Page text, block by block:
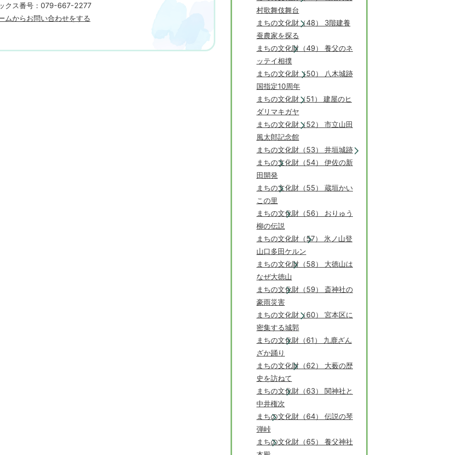
クス番号：079-667-2277
ムからお問い合わせをする
村歌舞伎舞台
まちの文化財（48） 3階建養
蚕農家を探る
まちの文化財（49） 養父のネ
ッテイ相撲
まちの文化財（50） 八木城跡
国指定10周年
まちの文化財（51） 建屋のヒ
ダリマキガヤ
まちの文化財（52） 市立山田
風太郎記念館
まちの文化財（53） 井垣城跡
まちの文化財（54） 伊佐の新
田開発
まちの文化財（55） 蔵垣かい
この里
まちの文化財（56） おりゅう
柳の伝説
まちの文化財（57） 氷ノ山登
山口多田ケルン
まちの文化財（58） 大徳山は
なぜ大徳山
まちの文化財（59） 斎神社の
豪雨災害
まちの文化財（60） 宮本区に
密集する城郭
まちの文化財（61） 九鹿ざん
ざか踊り
まちの文化財（62） 大薮の歴
史を訪ねて
まちの文化財（63） 関神社と
中井権次
まちの文化財（64） 伝説の琴
弾峠
まちの文化財（65） 養父神社